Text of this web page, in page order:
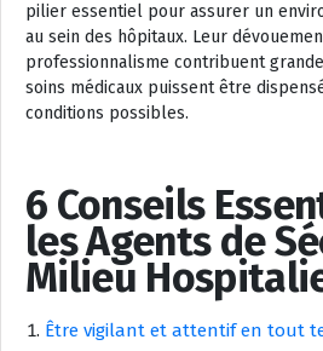
pilier essentiel pour assurer un
au sein des hôpitaux. Leur
professionnalisme contribuent
soins médicaux puissent être
conditions possibles.
6 Conseils
les Agents de
Milieu
Être vigilant et attentif en tout